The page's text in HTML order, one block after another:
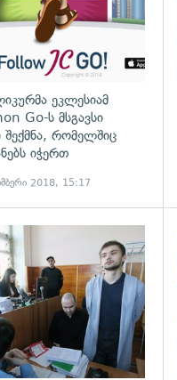
ეკლესიამ
Go-ს მსგავსი
შექმნა, რომელშიც
იჭერთ
2018, 15:17